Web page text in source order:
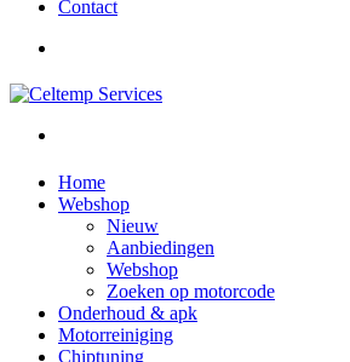
Contact
Home
Webshop
Nieuw
Aanbiedingen
Webshop
Zoeken op motorcode
Onderhoud & apk
Motorreiniging
Chiptuning